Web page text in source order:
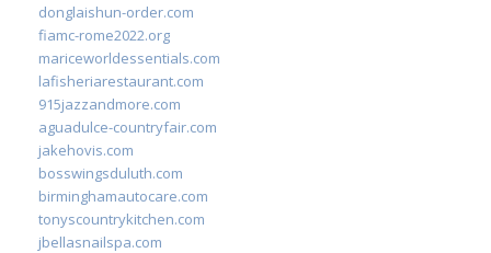
donglaishun-order.com
fiamc-rome2022.org
mariceworldessentials.com
lafisheriarestaurant.com
915jazzandmore.com
aguadulce-countryfair.com
jakehovis.com
bosswingsduluth.com
birminghamautocare.com
tonyscountrykitchen.com
jbellasnailspa.com